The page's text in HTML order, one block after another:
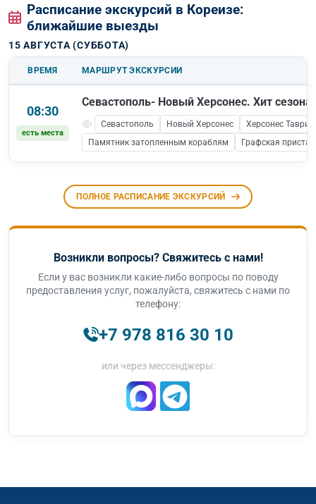
Расписание экскурсий в Кореизе:
ближайшие выезды
15 АВГУСТА (СУББОТА)
ВРЕМЯ МАРШРУТ ЭКСКУРСИИ
08:30
есть места
Севастополь- Новый Херсонес. Хит сезона!
Севастополь Новый Херсонес
Херсонес
Памятник затопленным кораблям
Графская
ПОЛНОЕ РАСПИСАНИЕ ЭКСКУРСИЙ
Возникли вопросы? Свяжитесь с нами!
Если у вас возникли какие-либо вопросы по поводу
предоставления услуг, пожалуйста, свяжитесь с нами по
телефону:
+7 978 816 30 10
или через мессенджеры: